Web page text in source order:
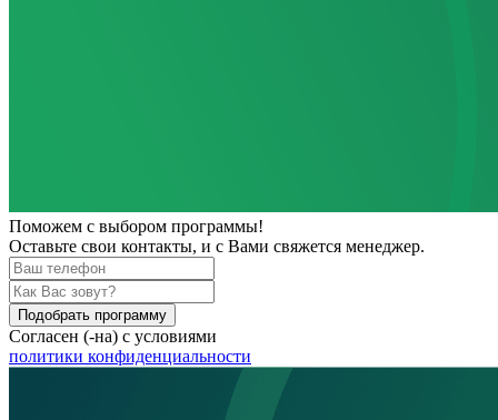
Поможем с выбором программы!
Оставьте свои контакты, и с Вами свяжется менеджер.
Подобрать программу
Согласен (-на) с условиями
политики конфиденциальности